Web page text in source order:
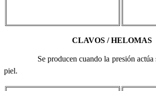
CLAVOS / HELOMAS
Se producen cuando la presión
piel.